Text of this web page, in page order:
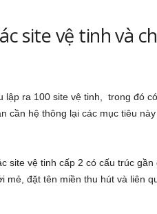
site vệ tinh và
lập ra 100 site vệ tinh, trong đó
cần hệ thông lại các mục tiêu
site vệ tinh cấp 2 có cấu trúc
mẻ, đặt tên miền thu hút và liên